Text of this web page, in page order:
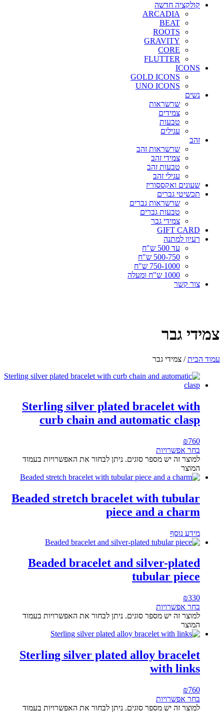
קולקציה חדשה
ARCADIA
BEAT
ROOTS
GRAVITY
CORE
FLUTTER
ICONS
GOLD ICONS
UNO ICONS
נשים
שרשראות
צמידים
טבעות
עגילים
זהב
שרשראות זהב
צמידי זהב
טבעות זהב
עגילי זהב
שעונים ואקססוריז
תכשיטי גברים
שרשראות גברים
טבעות גברים
צמידי גבר
GIFT CARD
רעיון למתנה
עד 500 ש"ח
500-750 ש"ח
750-1000 ש"ח
1000 ש"ח ומעלה
צור קשר
צמידי גבר
עמוד הבית/ צמידי גבר
Sterling silver plated bracelet with
curb chain and automatic clasp
₪760
בחר אפשרויות
למוצר זה יש מספר סוגים. ניתן לבחור את האפשרויות בעמוד
המוצר
Beaded stretch bracelet with tubular
piece and a charm
מידע נוסף
Beaded bracelet and silver-plated
tubular piece
₪330
בחר אפשרויות
למוצר זה יש מספר סוגים. ניתן לבחור את האפשרויות בעמוד
המוצר
Sterling silver plated alloy bracelet
with links
₪760
בחר אפשרויות
למוצר זה יש מספר סוגים. ניתן לבחור את האפשרויות בעמוד